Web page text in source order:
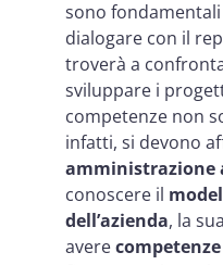
sono
dialogare con il
troverà a
sviluppare i
competenze non
infatti, si devono
amministrazione
conoscere il
dell’azienda, la sua
avere